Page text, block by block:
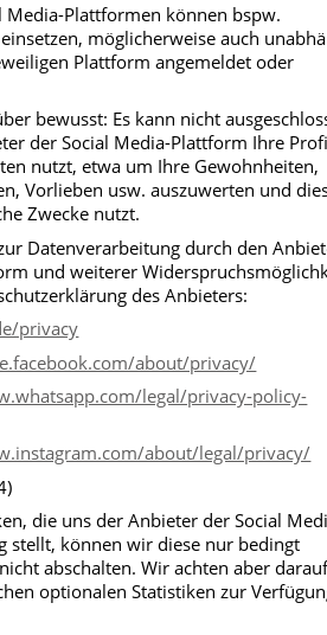
Media-Plattformen können bspw.
möglicherweise auch
Plattform angemeldet oder
bewusst: Es kann nicht
der Social Media-Plattform Ihre
nutzt, etwa um Ihre Gewohnheiten,
Vorlieben usw. auszuwerten und
Zwecke nutzt.
Datenverarbeitung durch den
und weiterer
des Anbieters:
privacy
about/privacy/
legal/privacy-policy-
about/legal/privacy/
die uns der Anbieter der Social
stellt, können wir diese nur bedingt
abschalten. Wir achten aber
optionalen Statistiken zur